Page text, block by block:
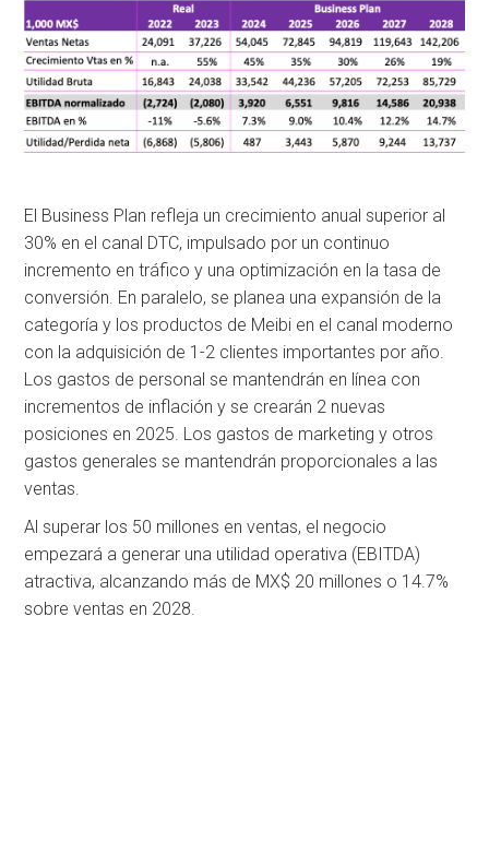
El Business Plan refleja un crecimiento anual superior al
30% en el canal DTC, impulsado por un continuo
incremento en tráfico y una optimización en la tasa de
conversión. En paralelo, se planea una expansión de la
categoría y los productos de Meibi en el canal moderno
con la adquisición de 1-2 clientes importantes por año.
Los gastos de personal se mantendrán en línea con
incrementos de inflación y se crearán 2 nuevas
posiciones en 2025. Los gastos de marketing y otros
gastos generales se mantendrán proporcionales a las
ventas.
Al superar los 50 millones en ventas, el negocio
empezará a generar una utilidad operativa (EBITDA)
atractiva, alcanzando más de MX$ 20 millones o 14.7%
sobre ventas en 2028.